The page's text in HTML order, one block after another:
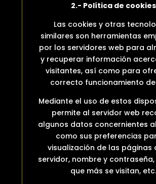
2.- Política de cookies
Las cookies y otras
similares son herramientas
por los servidores web para
y recuperar información
visitantes, así como para
correcto funcionamiento
Mediante el uso de estos
permite al servidor web
algunos datos concernientes
como sus preferencias
visualización de las páginas
servidor, nombre y
que más se visitan, etc.